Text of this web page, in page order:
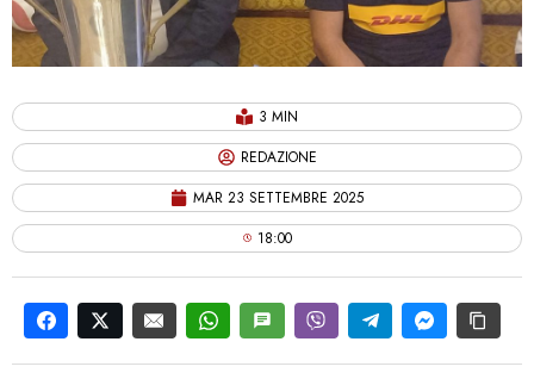
3 MIN
REDAZIONE
MAR 23 SETTEMBRE 2025
18:00